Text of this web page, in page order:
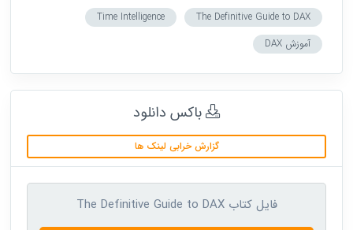
The Definitive Guide to DAX
Time Intelligence
آموزش DAX
باکس دانلود
گزارش خرابی لینک ها
فایل کتاب The Definitive Guide to DAX